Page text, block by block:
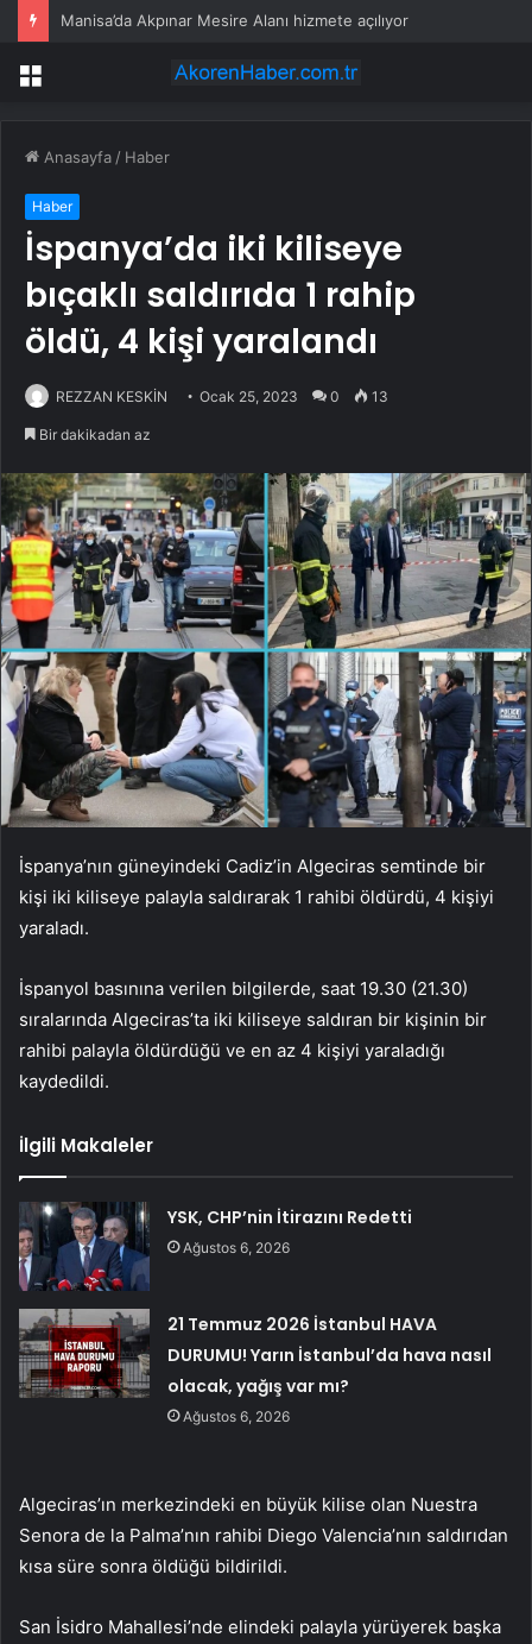
Manisa’da Akpınar Mesire Alanı hizmete açılıyor
Menü
Anasayfa / Haber
Haber
İspanya’da iki kiliseye
bıçaklı saldırıda 1 rahip
öldü, 4 kişi yaralandı
REZZAN KESKİN Ocak 25, 2023 0 13
Bir dakikadan az
İspanya’nın güneyindeki Cadiz’in Algeciras semtinde bir
kişi iki kiliseye palayla saldırarak 1 rahibi öldürdü, 4 kişiyi
yaraladı.
İspanyol basınına verilen bilgilerde, saat 19.30 (21.30)
sıralarında Algeciras’ta iki kiliseye saldıran bir kişinin bir
rahibi palayla öldürdüğü ve en az 4 kişiyi yaraladığı
kaydedildi.
İlgili Makaleler
YSK, CHP’nin İtirazını Redetti
Ağustos 6, 2026
21 Temmuz 2026 İstanbul HAVA
DURUMU! Yarın İstanbul’da hava nasıl
olacak, yağış var mı?
Ağustos 6, 2026
Algeciras’ın merkezindeki en büyük kilise olan Nuestra
Senora de la Palma’nın rahibi Diego Valencia’nın saldırıdan
kısa süre sonra öldüğü bildirildi.
San İsidro Mahallesi’nde elindeki palayla yürüyerek başka